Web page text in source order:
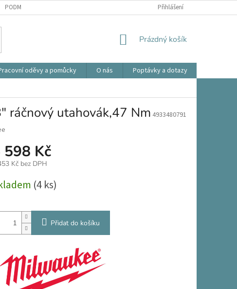
PODMÍNKY OCHRANY OSOBNÍCH ÚDAJŮ OBCHODNÍ PODMÍNKY
Přihlášení
NÁKUPNÍ
Prázdný košík
oděvy a pomůcky O nás Poptávky a dotazy
ráčnový utahovák,47 Nm 4933480791
598 Kč
Kč bez DPH
(4 ks)
Přidat do košíku